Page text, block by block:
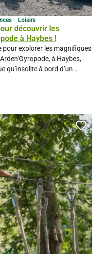
découvrir les
à Haybes !
Loisirs
pour explorer les magnifiques
à Haybes,
qu’insolite à bord d’un
en main, vous permet
famille, entre amis...
photo